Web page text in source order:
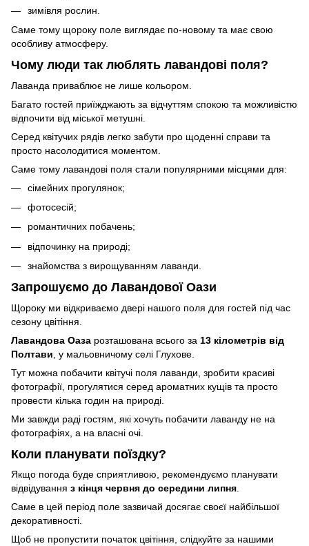
зимівля рослин.
Саме тому щороку поле виглядає по-новому та має свою
особливу атмосферу.
Чому люди так люблять лавандові поля?
Лаванда приваблює не лише кольором.
Багато гостей приїжджають за відчуттям спокою та можливістю
відпочити від міської метушні.
Серед квітучих рядів легко забути про щоденні справи та
просто насолодитися моментом.
Саме тому лавандові поля стали популярними місцями для:
сімейних прогулянок;
фотосесій;
романтичних побачень;
відпочинку на природі;
знайомства з вирощуванням лаванди.
Запрошуємо до Лавандової Оази
Щороку ми відкриваємо двері нашого поля для гостей під час
сезону цвітіння.
Лавандова Оаза розташована всього за 13 кілометрів від
Полтави , у мальовничому селі Глухове.
Тут можна побачити квітучі поля лаванди, зробити красиві
фотографії, прогулятися серед ароматних кущів та просто
провести кілька годин на природі.
Ми завжди раді гостям, які хочуть побачити лаванду не на
фотографіях, а на власні очі.
Коли планувати поїздку?
Якщо погода буде сприятливою, рекомендуємо планувати
відвідування з кінця червня до середини липня.
Саме в цей період поле зазвичай досягає своєї найбільшої
декоративності.
Щоб не пропустити початок цвітіння, слідкуйте за нашими